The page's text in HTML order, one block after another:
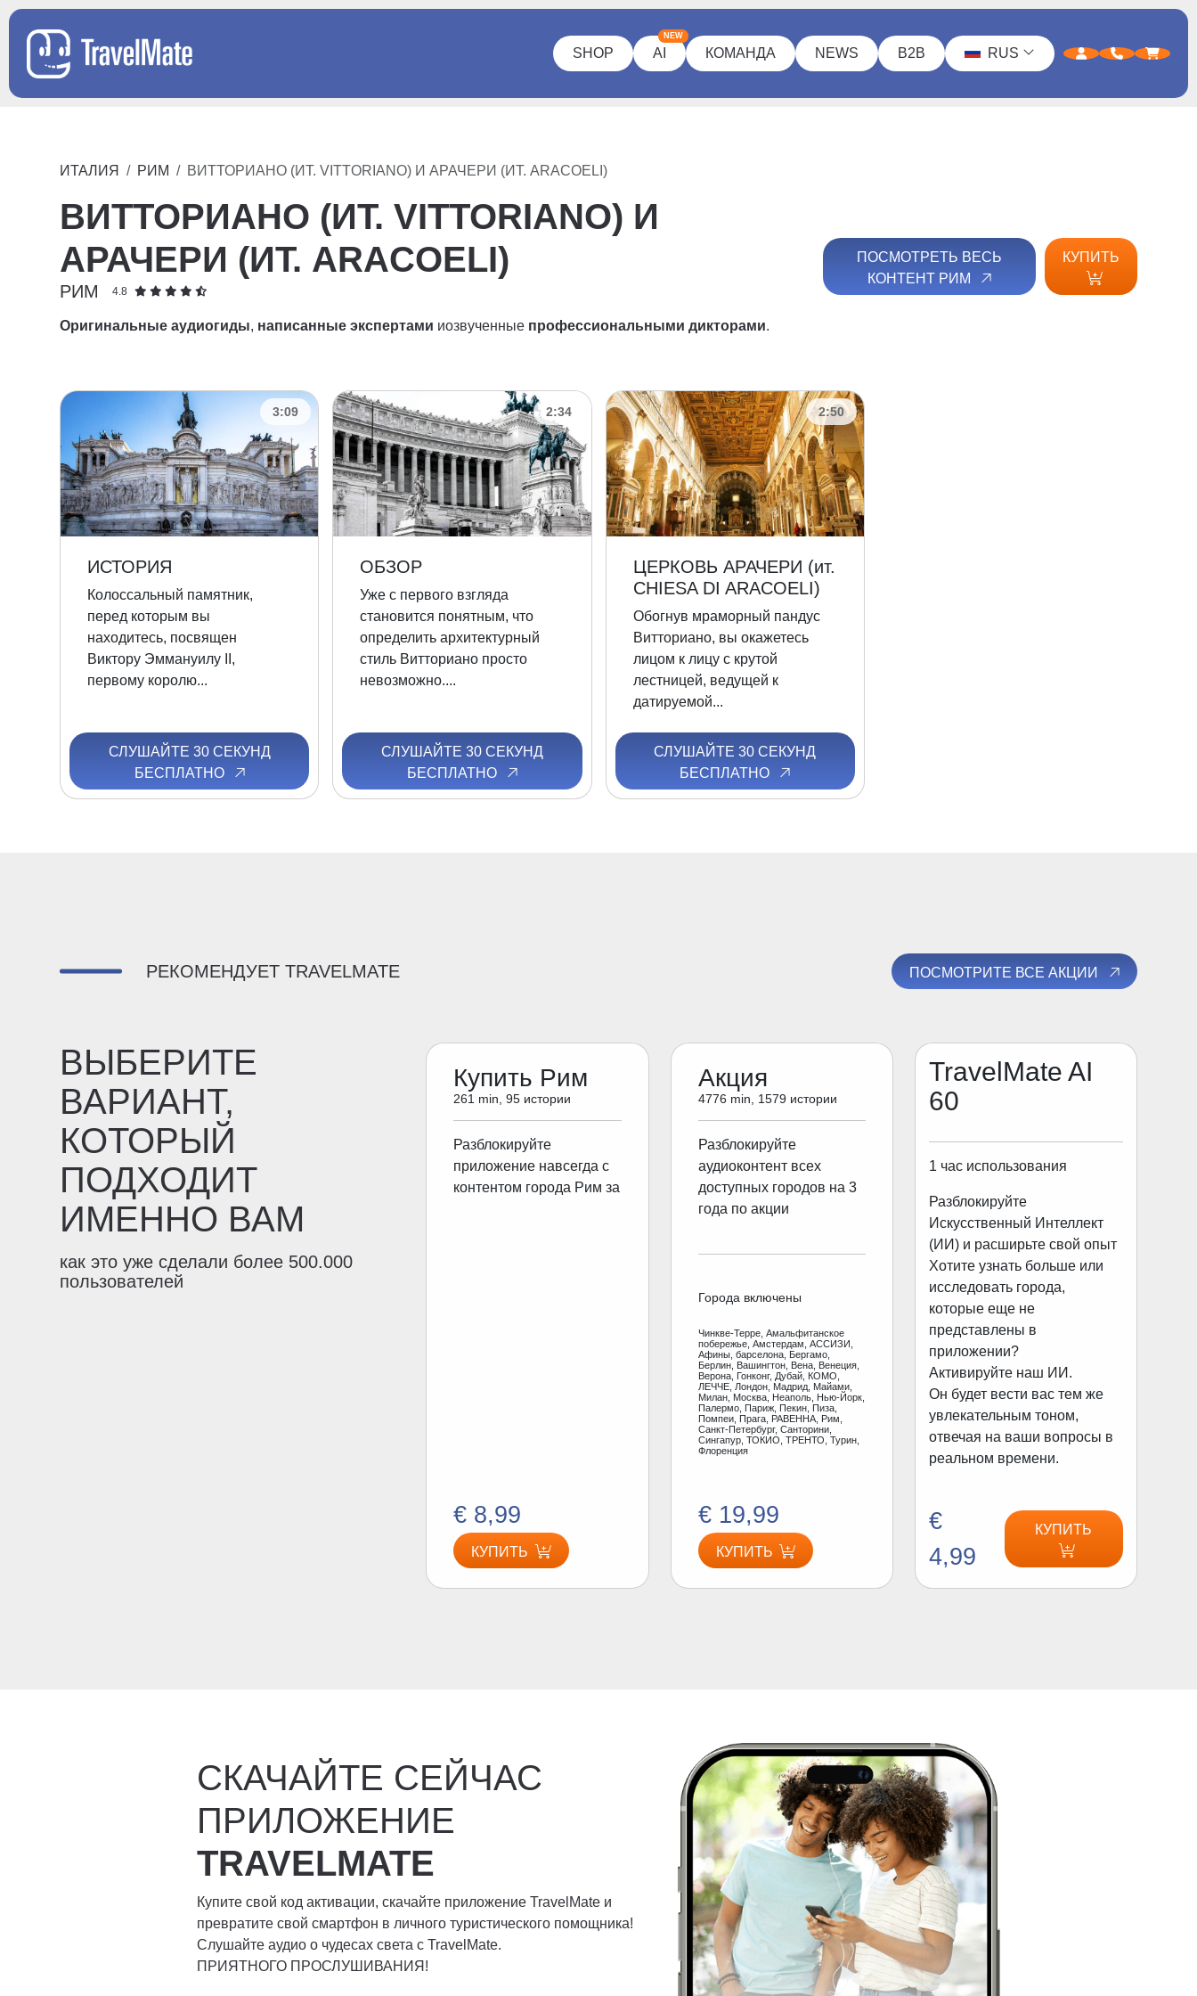
SHOP AI
NEW
КОМАНДА NEWS B2B RUS
ИТАЛИЯ РИМ ВИТТОРИАНО (ИТ. VITTORIANO) И АРАЧЕРИ (ИТ. ARACOELI)
ВИТТОРИАНО (ИТ. VITTORIANO) И
АРАЧЕРИ (ИТ. ARACOELI)
РИМ 4.8
Оригинальные аудиогиды, написанные экспертами иозвученные профессиональными дикторами.
ПОСМОТРЕТЬ ВЕСЬ
КОНТЕНТ РИМ
КУПИТЬ
3:09
ИСТОРИЯ
Колоссальный памятник,
перед которым вы
находитесь, посвящен
Виктору Эммануилу II,
первому королю...
СЛУШАЙТЕ 30 СЕКУНД
БЕСПЛАТНО
2:34
ОБЗОР
Уже с первого взгляда
становится понятным, что
определить архитектурный
стиль Витториано просто
невозможно....
СЛУШАЙТЕ 30 СЕКУНД
БЕСПЛАТНО
2:50
ЦЕРКОВЬ АРАЧЕРИ (ит.
CHIESA DI ARACOELI)
Обогнув мраморный пандус
Витториано, вы окажетесь
лицом к лицу с крутой
лестницей, ведущей к
датируемой...
СЛУШАЙТЕ 30 СЕКУНД
БЕСПЛАТНО
РЕКОМЕНДУЕТ TRAVELMATE ПОСМОТРИТЕ ВСЕ АКЦИИ
ВЫБЕРИТЕ
ВАРИАНТ,
КОТОРЫЙ
ПОДХОДИТ
ИМЕННО ВАМ
как это уже сделали более 500.000
пользователей
Купить Рим
261 min, 95 истории
Разблокируйте
приложение навсегда с
контентом города Рим за
€ 8,99
КУПИТЬ
Акция
4776 min, 1579 истории
Разблокируйте
аудиоконтент всех
доступных городов на 3
года по акции
Города включены
Чинкве-Терре, Амальфитанское
побережье, Амстердам, АССИЗИ,
Афины, барселона, Бергамо,
Берлин, Вашингтон, Вена, Венеция,
Верона, Гонконг, Дубай, КОМО,
ЛЕЧЧЕ, Лондон, Мадрид, Майами,
Милан, Москва, Неаполь, Нью-Йорк,
Палермо, Париж, Пекин, Пиза,
Помпеи, Прага, РАВЕННА, Рим,
Санкт-Петербург, Санторини,
Сингапур, ТОКИО, ТРЕНТО, Турин,
Флоренция
€ 19,99
КУПИТЬ
TravelMate AI
60
1 час использования
Разблокируйте
Искусственный Интеллект
(ИИ) и расширьте свой опыт
Хотите узнать больше или
исследовать города,
которые еще не
представлены в
приложении?
Активируйте наш ИИ.
Он будет вести вас тем же
увлекательным тоном,
отвечая на ваши вопросы в
реальном времени.
€
4,99
КУПИТЬ
СКАЧАЙТЕ СЕЙЧАС
ПРИЛОЖЕНИЕ
TRAVELMATE
Купите свой код активации, скачайте приложение TravelMate и
превратите свой смартфон в личного туристического помощника!
Слушайте аудио о чудесах света с TravelMate.
ПРИЯТНОГО ПРОСЛУШИВАНИЯ!